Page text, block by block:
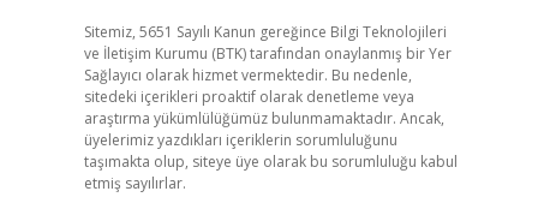
Sitemiz, 5651 Sayılı Kanun gereğince Bilgi Teknolojileri
ve İletişim Kurumu (BTK) tarafından onaylanmış bir Yer
Sağlayıcı olarak hizmet vermektedir. Bu nedenle,
sitedeki içerikleri proaktif olarak denetleme veya
araştırma yükümlülüğümüz bulunmamaktadır. Ancak,
üyelerimiz yazdıkları içeriklerin sorumluluğunu
taşımakta olup, siteye üye olarak bu sorumluluğu kabul
etmiş sayılırlar.